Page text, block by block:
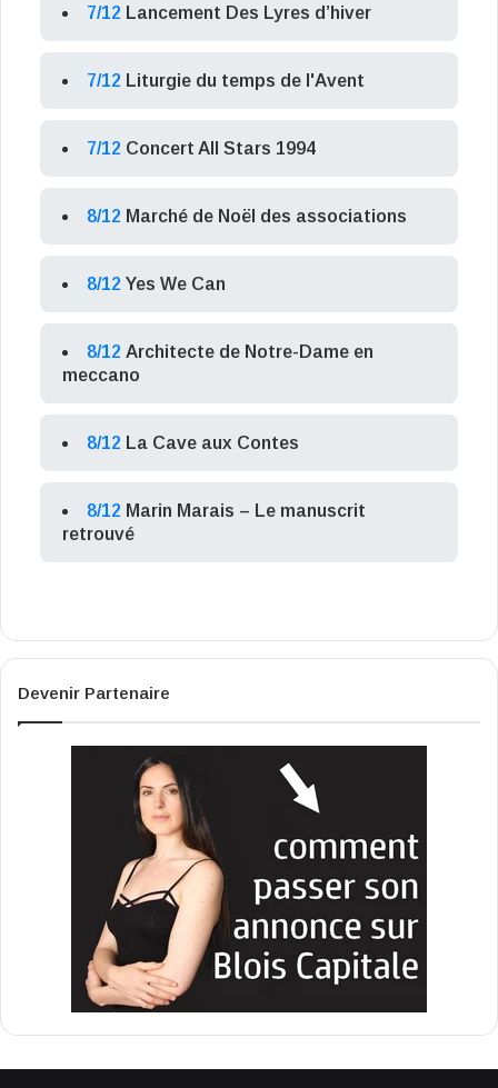
7/12 Lancement Des Lyres d’hiver
7/12 Liturgie du temps de l'Avent
7/12 Concert All Stars 1994
8/12 Marché de Noël des associations
8/12 Yes We Can
8/12 Architecte de Notre-Dame en
meccano
8/12 La Cave aux Contes
8/12 Marin Marais – Le manuscrit
retrouvé
Devenir Partenaire